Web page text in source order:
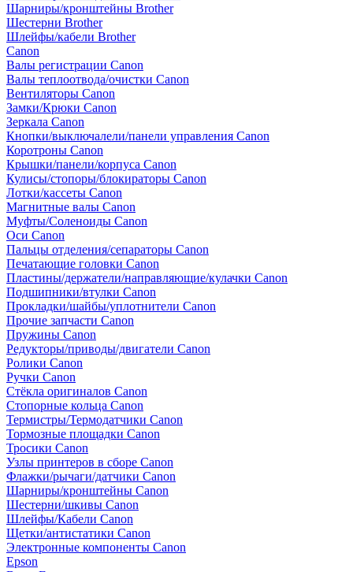
Шарниры/кронштейны Brother
Шестерни Brother
Шлейфы/кабели Brother
Canon
Валы регистрации Canon
Валы теплоотвода/очистки Canon
Вентиляторы Canon
Замки/Крюки Canon
Зеркала Canon
Кнопки/выключалели/панели управления Canon
Коротроны Canon
Крышки/панели/корпуса Canon
Кулисы/стопоры/блокираторы Canon
Лотки/кассеты Canon
Магнитные валы Canon
Муфты/Соленоиды Canon
Оси Canon
Пальцы отделения/сепараторы Canon
Печатающие головки Canon
Пластины/держатели/направляющие/кулачки Canon
Подшипники/втулки Canon
Прокладки/шайбы/уплотнители Canon
Прочие запчасти Canon
Пружины Canon
Редукторы/приводы/двигатели Canon
Ролики Canon
Ручки Canon
Стёкла оригиналов Canon
Стопорные кольца Canon
Термистры/Термодатчики Canon
Тормозные площадки Canon
Тросики Canon
Узлы принтеров в сборе Canon
Флажки/рычаги/датчики Canon
Шарниры/кронштейны Canon
Шестерни/шкивы Canon
Шлейфы/Кабели Canon
Щетки/антистатики Canon
Электронные компоненты Canon
Epson